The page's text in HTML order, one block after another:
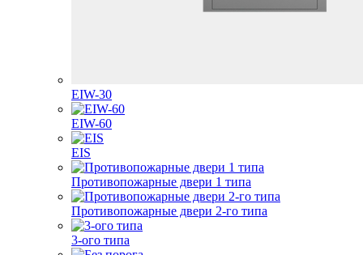
EIW-30
EIW-60
EIS
Противопожарные двери 1 типа
Противопожарные двери 2-го типа
3-ого типа